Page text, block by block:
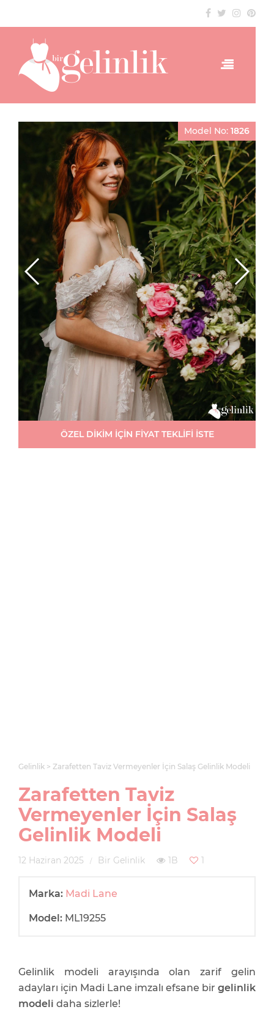
Model No: 1826
ÖZEL DİKİM İÇİN FİYAT TEKLİFİ İSTE
Gelinlik Zarafetten Taviz Vermeyenler İçin Salaş Gelinlik Modeli
Zarafetten Taviz
Vermeyenler İçin Salaş
Gelinlik Modeli
12 Haziran 2025 Bir Gelinlik 1B 1
Marka: Madi Lane
Model: ML19255
Gelinlik modeli arayışında olan zarif gelin
adayları için Madi Lane imzalı efsane bir gelinlik
modeli daha sizlerle!